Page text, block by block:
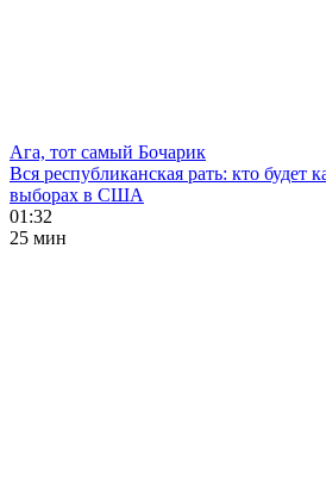
Ага, тот самый Бочарик
Вся республиканская рать: кто будет
выборах в США
01:32
25 мин